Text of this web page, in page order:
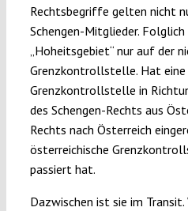
Rechtsbegriffe gelten nicht
Schengen-Mitglieder.
„Hoheitsgebiet“ nur auf der
Grenzkontrollstelle. Hat eine
Grenzkontrollstelle in
des Schengen-Rechts aus
Rechts nach Österreich
österreichische
passiert hat.
Dazwischen ist sie im Transit.